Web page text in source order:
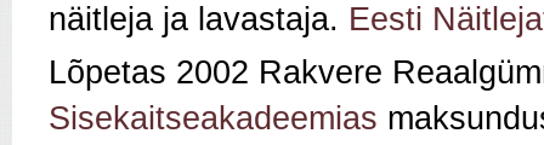
näitleja ja lavastaja. Eesti
Lõpetas 2002 Rakvere
Sisekaitseakadeemias